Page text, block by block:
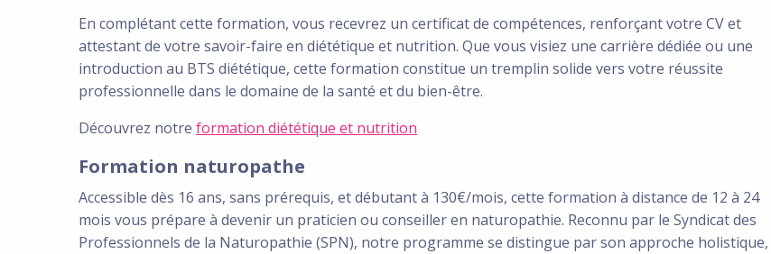
En complétant cette formation, vous recevrez un certificat de compétences, renforçant votre CV et
attestant de votre savoir-faire en diététique et nutrition. Que vous visiez une carrière dédiée ou une
introduction au BTS diététique, cette formation constitue un tremplin solide vers votre réussite
professionnelle dans le domaine de la santé et du bien-être.
Découvrez notre formation diététique et nutrition
Formation naturopathe
Accessible dès 16 ans, sans prérequis, et débutant à 130€/mois, cette formation à distance de 12 à 24
mois vous prépare à devenir un praticien ou conseiller en naturopathie. Reconnu par le Syndicat des
Professionnels de la Naturopathie (SPN), notre programme se distingue par son approche holistique,